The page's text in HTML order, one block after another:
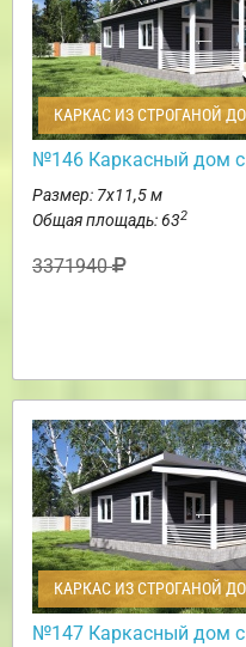
КАРКАС ИЗ СТРОГАНОЙ
№146 Каркасный дом с
Размер: 7х11,5 м
Общая площадь: 632
3371940
КАРКАС ИЗ СТРОГАНОЙ
№147 Каркасный дом с